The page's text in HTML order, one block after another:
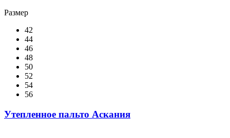
Размер
42
44
46
48
50
52
54
56
Утепленное пальто Аскания